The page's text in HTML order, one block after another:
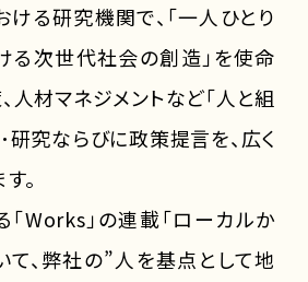
る研究機関で、「一人ひとり
る次世代社会の創造」を使命
人材マネジメントなど｢人と組
究ならびに政策提言を、広く
。
Works」の連載「ローカルか
て、弊社の”人を基点として地